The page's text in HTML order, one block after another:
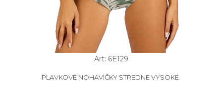
Art: 6E129
PLAVKOVÉ NOHAVIČKY STREDNE VYSOKÉ.